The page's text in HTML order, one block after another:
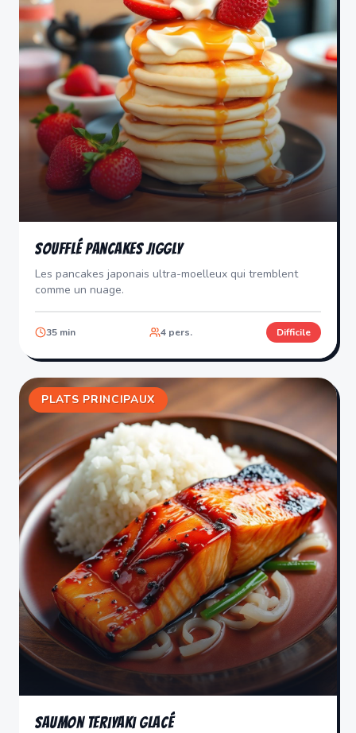
Soufflé Pancakes Jiggly
Les pancakes japonais ultra-moelleux qui tremblent
comme un nuage.
35 min 4 pers. Difficile
PLATS PRINCIPAUX
Saumon Teriyaki Glacé